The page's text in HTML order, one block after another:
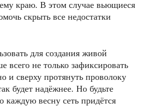
краю. В этом случае вьющиеся
скрыть все недостатки
для создания живой
всего не только зафиксировать
и сверху протянуть проволоку
будет надёжнее. Но будьте
каждую весну сеть придётся